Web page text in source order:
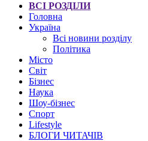
ВСІ РОЗДІЛИ
Головна
Україна
Всі новини розділу
Політика
Місто
Світ
Бізнес
Наука
Шоу-бізнес
Спорт
Lifestyle
БЛОГИ ЧИТАЧІВ